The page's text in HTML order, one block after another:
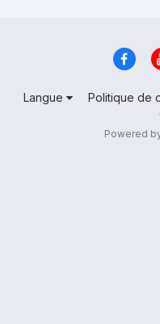
Langue Politique de
Powered